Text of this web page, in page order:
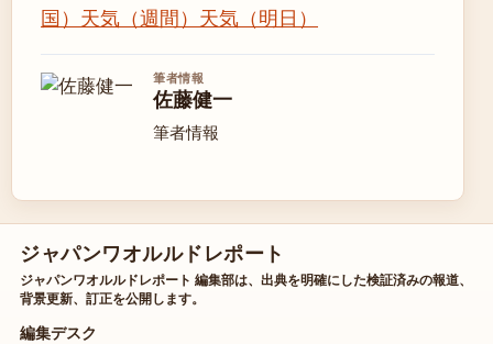
国） 天気（週間） 天気（明日）
筆者情報
佐藤健一
筆者情報
ジャパンワオルルドレポート
ジャパンワオルルドレポート 編集部は、出典を明確にした検証済みの報道、
背景更新、訂正を公開します。
編集デスク